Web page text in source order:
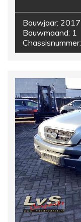
Bouwjaar: 2017
Bouwmaand: 1
Chassisnummer: